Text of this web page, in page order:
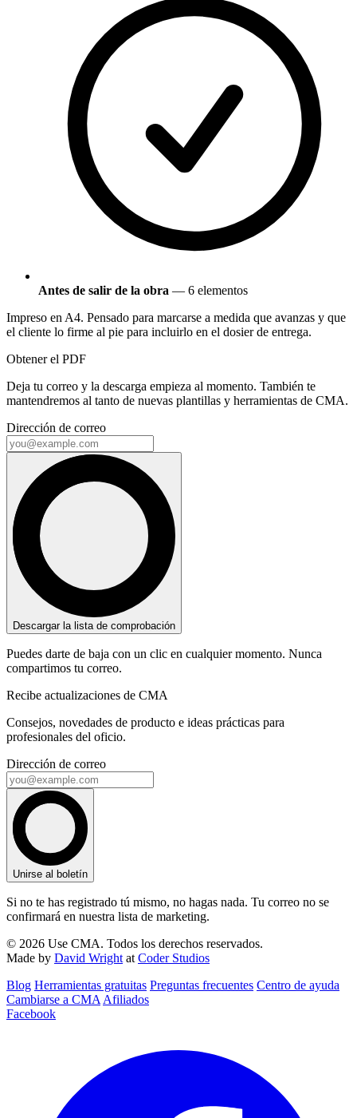
Antes de salir de la obra — 6 elementos
Impreso en A4. Pensado para marcarse a medida que avanzas y que
el cliente lo firme al pie para incluirlo en el dosier de entrega.
Obtener el PDF
Deja tu correo y la descarga empieza al momento. También te
mantendremos al tanto de nuevas plantillas y herramientas de CMA.
Dirección de correo
Descargar la lista de comprobación
Puedes darte de baja con un clic en cualquier momento. Nunca
compartimos tu correo.
Recibe actualizaciones de CMA
Consejos, novedades de producto e ideas prácticas para
profesionales del oficio.
Dirección de correo
Unirse al boletín
Si no te has registrado tú mismo, no hagas nada. Tu correo no se
confirmará en nuestra lista de marketing.
© 2026 Use CMA. Todos los derechos reservados.
Made by David Wright at Coder Studios
Blog‎ Herramientas gratuitas Preguntas frecuentes Centro de ayuda
Cambiarse a CMA Afiliados
Facebook